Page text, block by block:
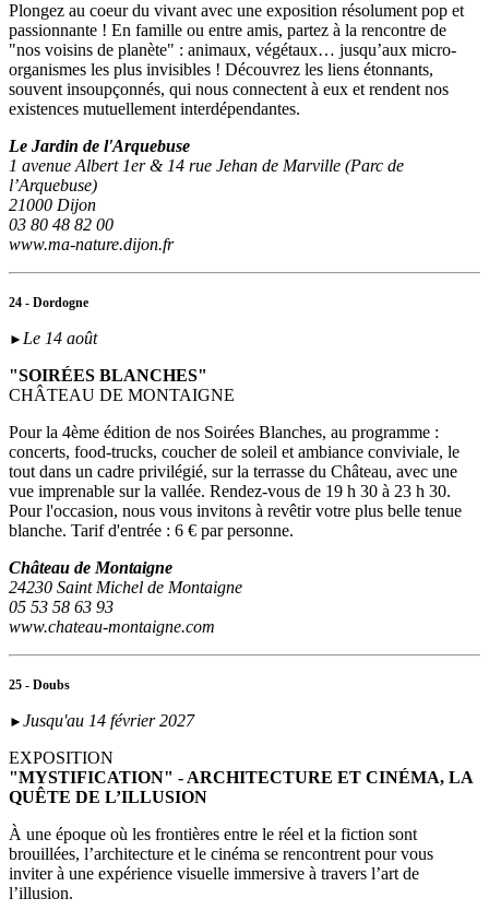
Plongez au coeur du vivant avec une exposition résolument pop et
passionnante ! En famille ou entre amis, partez à la rencontre de
"nos voisins de planète" : animaux, végétaux… jusqu’aux micro-
organismes les plus invisibles ! Découvrez les liens étonnants,
souvent insoupçonnés, qui nous connectent à eux et rendent nos
existences mutuellement interdépendantes.
Le Jardin de l'Arquebuse
1 avenue Albert 1er & 14 rue Jehan de Marville (Parc de
l’Arquebuse)
21000 Dijon
03 80 48 82 00
www.ma-nature.dijon.fr
24 - Dordogne
► Le 14 août
"SOIRÉES BLANCHES"
CHÂTEAU DE MONTAIGNE
Pour la 4ème édition de nos Soirées Blanches, au programme :
concerts, food-trucks, coucher de soleil et ambiance conviviale, le
tout dans un cadre privilégié, sur la terrasse du Château, avec une
vue imprenable sur la vallée. Rendez-vous de 19 h 30 à 23 h 30.
Pour l'occasion, nous vous invitons à revêtir votre plus belle tenue
blanche. Tarif d'entrée : 6 € par personne.
Château de Montaigne
24230 Saint Michel de Montaigne
05 53 58 63 93
www.chateau-montaigne.com
25 - Doubs
► Jusqu'au 14 février 2027
EXPOSITION
"MYSTIFICATION" - ARCHITECTURE ET CINÉMA, LA
QUÊTE DE L’ILLUSION
À une époque où les frontières entre le réel et la fiction sont
brouillées, l’architecture et le cinéma se rencontrent pour vous
inviter à une expérience visuelle immersive à travers l’art de
l’illusion.